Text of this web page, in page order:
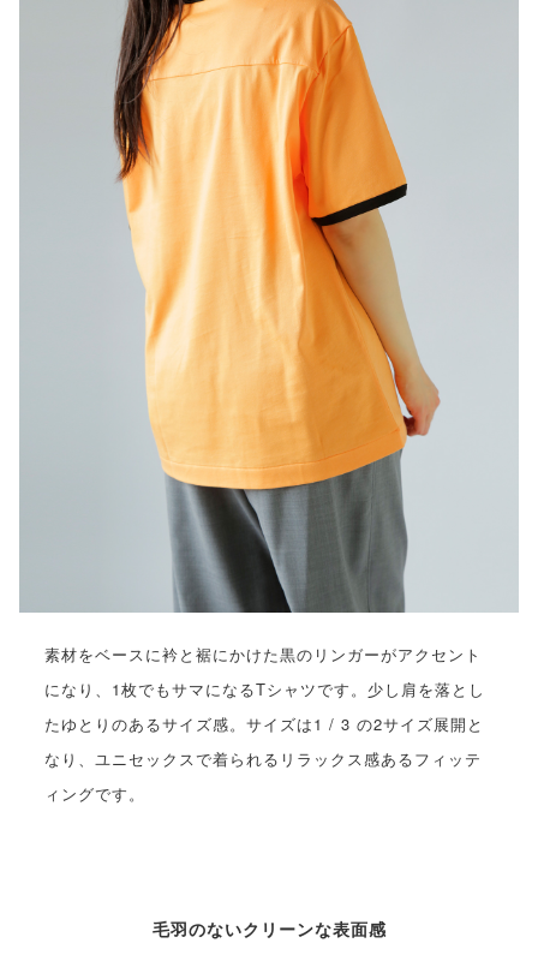
素材をベースに衿と裾にかけた黒のリンガーがアクセント
になり、1枚でもサマになるTシャツです。少し肩を落とし
たゆとりのあるサイズ感。サイズは1 / 3 の2サイズ展開と
なり、ユニセックスで着られるリラックス感あるフィッテ
ィングです。
毛羽のないクリーンな表面感